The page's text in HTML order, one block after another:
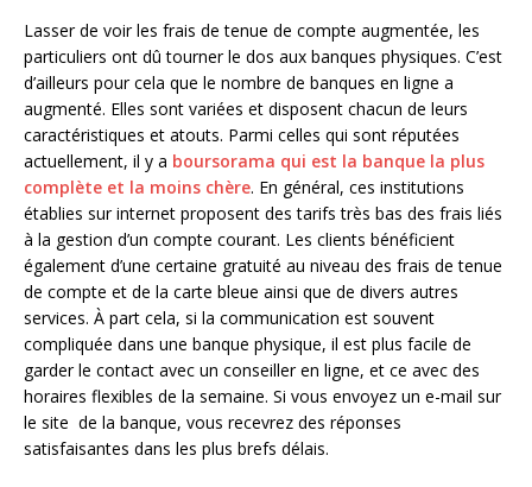
Lasser de voir les frais de tenue de compte augmentée, les
particuliers ont dû tourner le dos aux banques physiques. C’est
d’ailleurs pour cela que le nombre de banques en ligne a
augmenté. Elles sont variées et disposent chacun de leurs
caractéristiques et atouts. Parmi celles qui sont réputées
actuellement, il y a boursorama qui est la banque la plus
complète et la moins chère. En général, ces institutions
établies sur internet proposent des tarifs très bas des frais liés
à la gestion d’un compte courant. Les clients bénéficient
également d’une certaine gratuité au niveau des frais de tenue
de compte et de la carte bleue ainsi que de divers autres
services. À part cela, si la communication est souvent
compliquée dans une banque physique, il est plus facile de
garder le contact avec un conseiller en ligne, et ce avec des
horaires flexibles de la semaine. Si vous envoyez un e-mail sur
le site de la banque, vous recevrez des réponses
satisfaisantes dans les plus brefs délais.